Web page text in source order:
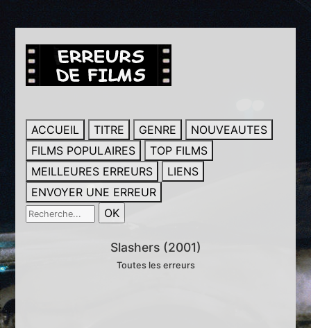
ACCUEIL TITRE GENRE
NOUVEAUTES
FILMS POPULAIRES
TOP FILMS
MEILLEURES ERREURS
LIENS
ENVOYER UNE ERREUR
Slashers (2001)
Toutes les erreurs